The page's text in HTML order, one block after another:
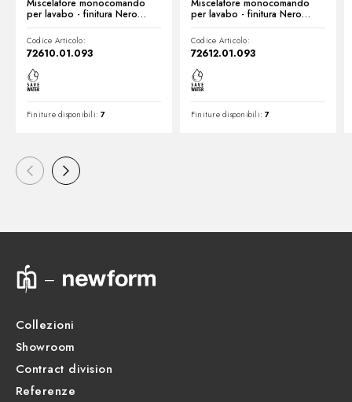
Miscelatore monocomando
per lavabo - finitura Nero
opaco
Codice Articolo:
72610.01.093
Finiture disponibili:7
Miscelatore monocomando
per lavabo - finitura Nero
opaco
Codice Articolo:
72612.01.093
Finiture disponibili:7
Collezioni
Showroom
Contract division
Referenze